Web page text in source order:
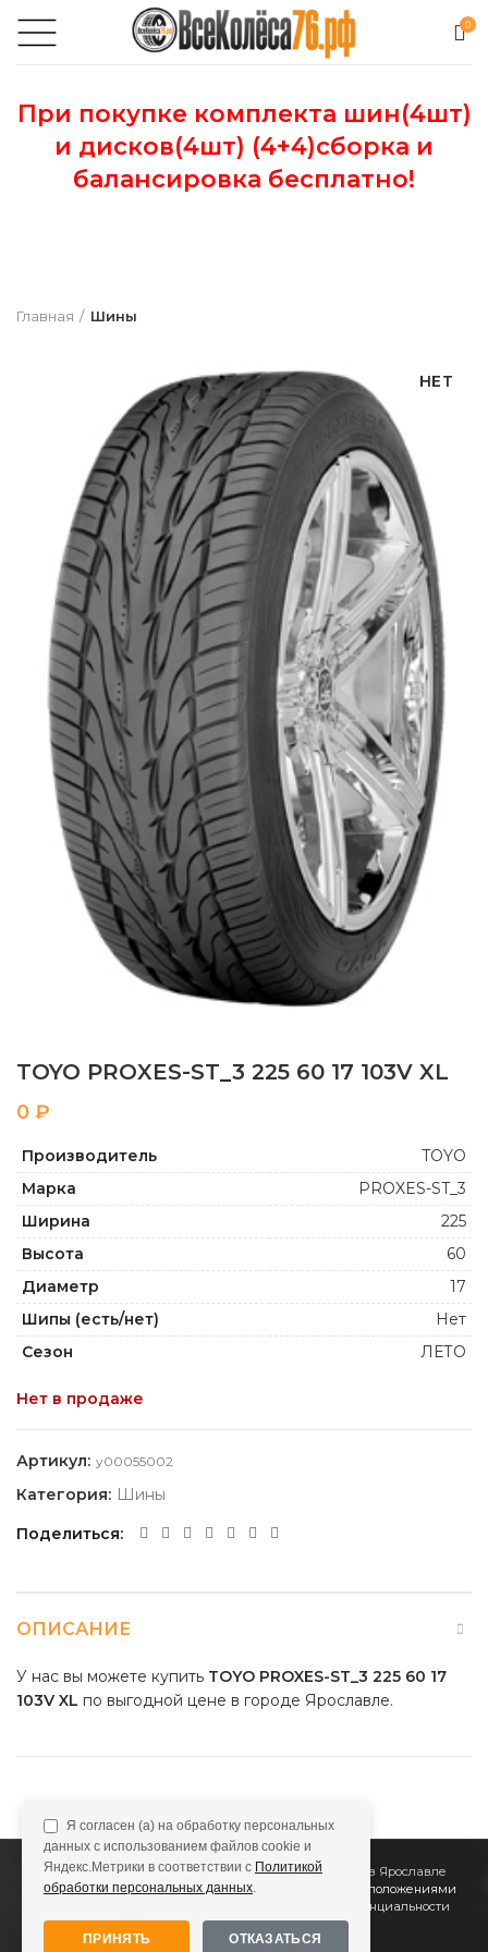
0
При покупке комплекта шин(4шт)
и дисков(4шт) (4+4)сборка и
балансировка бесплатно!
Главная Шины
НЕТ
TOYO PROXES-ST_3 225 60 17 103V XL
₽
Производитель
TOYO
Марка
PROXES-ST_3
Ширина
225
Высота
60
Диаметр
17
Шипы (есть/нет)
Нет
Сезон
ЛЕТО
Нет в продаже
Артикул: y00055002
Категория: Шины
Поделиться
ОПИСАНИЕ
У нас вы можете купить TOYO PROXES-ST_3 225 60 17
103V XL по выгодной цене в городе Ярославле.
2011Все Колёса Интернет-магазин шин и дисков в Ярославле
Сайт не является публичной офертой, определяемой положениями
Политике конфиденциальности
Я согласен (а) на обработку персональных
данных с использованием файлов cookie и
Яндекс.Метрики в соответствии с Политикой
обработки персональных данных.
ПРИНЯТЬ ОТКАЗАТЬСЯ